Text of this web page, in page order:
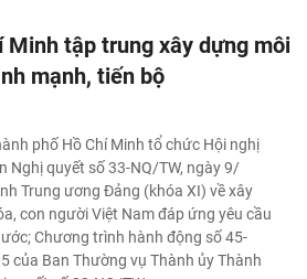
Minh tập trung xây dựng môi
mạnh, tiến bộ
phố Hồ Chí Minh tổ chức Hội nghị
Nghị quyết số 33-NQ/TW, ngày 9/
Trung ương Đảng (khóa XI) về xây
con người Việt Nam đáp ứng yêu cầu
Chương trình hành động số 45-
của Ban Thường vụ Thành ủy Thành